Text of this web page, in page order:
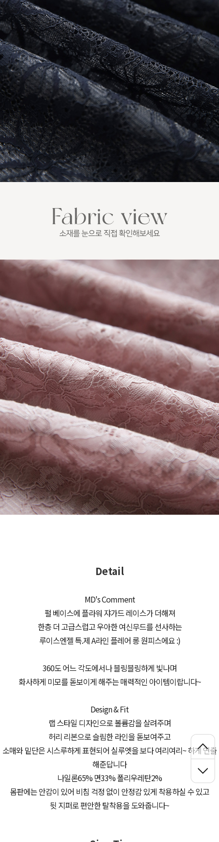
Detail
MD's Comment
펄 베이스에 플라워 쟈가드 레이스가 더해져
한층 더 고급스럽고 우아한 여신무드를 선사하는
루이스엔젤 특.제 A라인 플레어 롱 원피스에요 :)
360도 어느 각도에서나 블링블링하게 빛나며
화사하게 미모를 돋보이게 해주는 매력적인 아이템이랍니다~
Design & Fit
랩 스타일 디자인으로 볼륨감을 살려주며
허리 리본으로 슬림한 라인을 돋보여주고
소매와 밑단은 시스루하게 표현되어 실루엣을 보다 여리여리~ 하게 연출
해준답니다
나일론65% 면33% 폴리우레탄2%
몸판에는 안감이 있어 비침 걱정 없이 안정감 있게 착용하실 수 있고
뒷 지퍼로 편안한 탈착용을 도와줍니다~